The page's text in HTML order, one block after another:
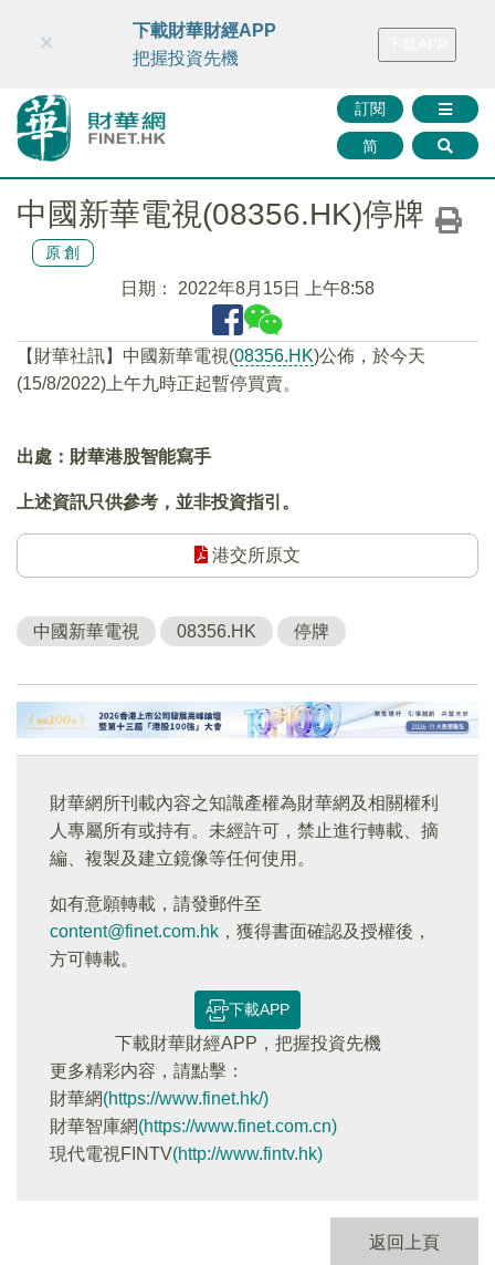
財華智庫網 FINTV FINMETA 財華證券 媒體矩陣
訂閱
简
×
下載財華財經APP
把握投資先機
中國新華電視(08356.HK)停牌
原創
日期： 2022年8月15日 上午8:58
【財華社訊】中國新華電視(08356.HK)公佈，於今天
(15/8/2022)上午九時正起暫停買賣。
出處：財華港股智能寫手
上述資訊只供參考，並非投資指引。
港交所原文
中國新華電視 08356.HK 停牌
財華網所刊載內容之知識產權為財華網及相關權利
人專屬所有或持有。未經許可，禁止進行轉載、摘
編、複製及建立鏡像等任何使用。
如有意願轉載，請發郵件至
content@finet.com.hk ，獲得書面確認及授權後，
方可轉載。
下載APP
下載財華財經APP，把握投資先機
更多精彩内容，請點擊：
財華網(https://www.finet.hk/)
財華智庫網(https://www.finet.com.cn)
現代電視FINTV(http://www.fintv.hk)
返回上頁